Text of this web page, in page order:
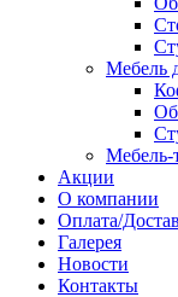
Мебель
Мебель-
Акции
О компании
Оплата/
Галерея
Новости
Контакты